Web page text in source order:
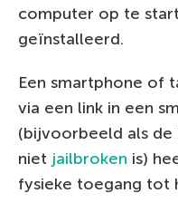
computer op te
geïnstalleerd.
Een smartphone of
via een link in een
(bijvoorbeeld als de
niet jailbroken is)
fysieke toegang tot